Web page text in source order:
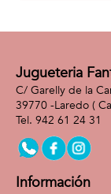
Jugueteria
C/ Garelly de la
39770 -Laredo (
942 61 24 31
Información